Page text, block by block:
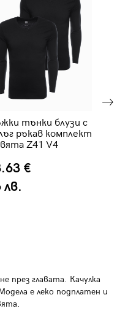
тънки блузи с
ръкав комплект
Z41 V4
€
лв.
през главата. Качулка
е леко подплатен и